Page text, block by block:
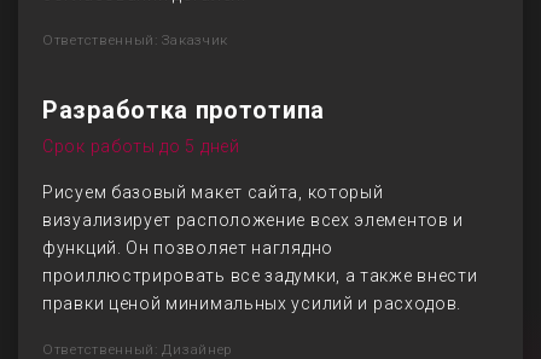
Ответственный: Заказчик
Разработка прототипа
Срок работы до 5 дней
Рисуем базовый макет сайта, который
визуализирует расположение всех элементов и
функций. Он позволяет наглядно
проиллюстрировать все задумки, а также внести
правки ценой минимальных усилий и расходов.
Ответственный: Дизайнер